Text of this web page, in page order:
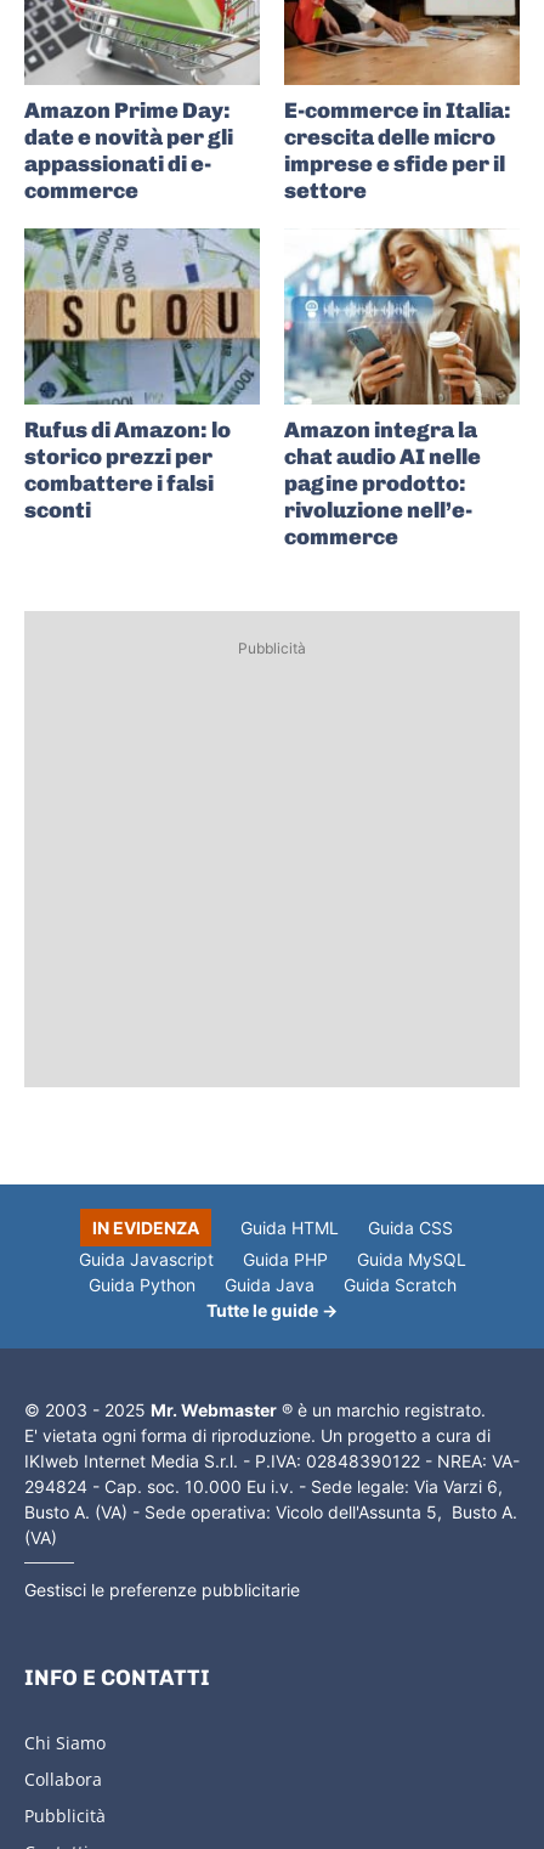
Amazon Prime Day:
date e novità per gli
appassionati di e-
commerce
E-commerce in Italia:
crescita delle micro
imprese e sfide per il
settore
Rufus di Amazon: lo
storico prezzi per
combattere i falsi
sconti
Amazon integra la
chat audio AI nelle
pagine prodotto:
rivoluzione nell’e-
commerce
Pubblicità
IN EVIDENZA Guida HTML
Guida CSS
Guida Javascript
Guida PHP
Guida MySQL
Guida Python
Guida Java
Guida Scratch
Tutte le guide →
© 2003 - 2025 Mr. Webmaster ® è un marchio registrato.
E' vietata ogni forma di riproduzione. Un progetto a cura di
IKIweb Internet Media S.r.l. - P.IVA: 02848390122 - NREA: VA-
294824 - Cap. soc. 10.000 Eu i.v. - Sede legale: Via Varzi 6,
Busto A. (VA) - Sede operativa: Vicolo dell'Assunta 5, Busto A.
(VA)
Gestisci le preferenze pubblicitarie
INFO E CONTATTI
Chi Siamo
Collabora
Pubblicità